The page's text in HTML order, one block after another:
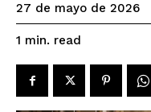
27 de mayo de 2026
1 min. read